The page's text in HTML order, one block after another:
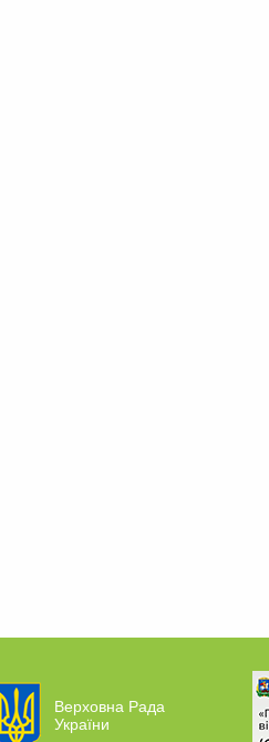
Верховна Рада
України